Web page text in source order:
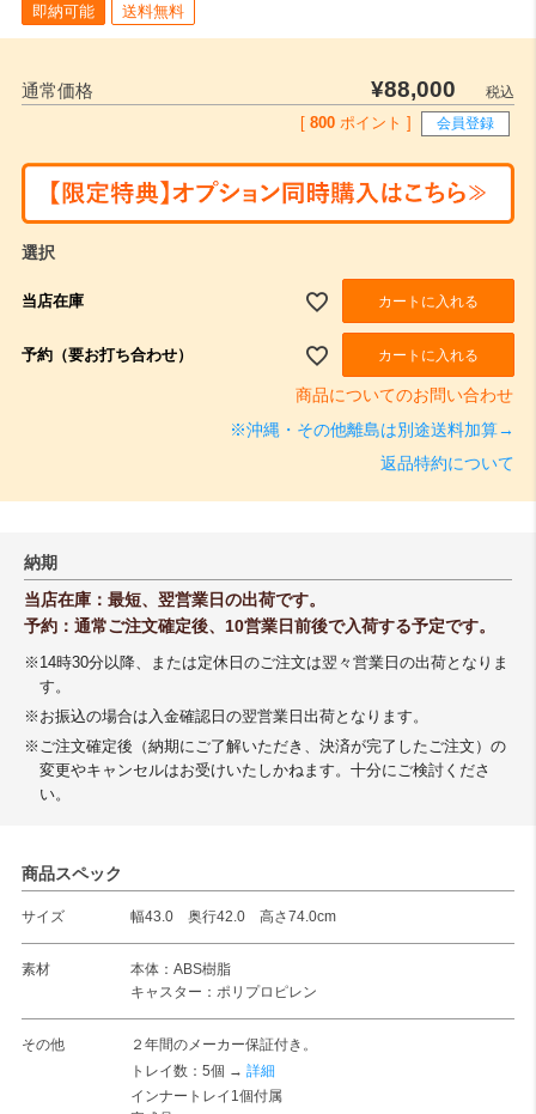
即納可能 送料無料
通常価格 ¥88,000
税込
800 ポイント ] 会員登録
選択
当店在庫 カートに入れる
予約（要お打ち合わせ） カートに入れる
商品についてのお問い合わせ
※沖縄・その他離島は別途送料加算→
返品特約について
納期
当店在庫：最短、翌営業日の出荷です。
予約：通常ご注文確定後、10営業日前後で入荷する予定です。
※14時30分以降、または定休日のご注文は翌々営業日の出荷となりま
す。
※お振込の場合は入金確認日の翌営業日出荷となります。
※ご注文確定後（納期にご了解いただき、決済が完了したご注文）の
変更やキャンセルはお受けいたしかねます。十分にご検討くださ
い。
商品スペック
サイズ 幅43.0 奥行42.0 高さ74.0cm
素材
本体：ABS樹脂
キャスター：ポリプロピレン
その他
２年間のメーカー保証付き。
トレイ数：5個 → 詳細
インナートレイ1個付属